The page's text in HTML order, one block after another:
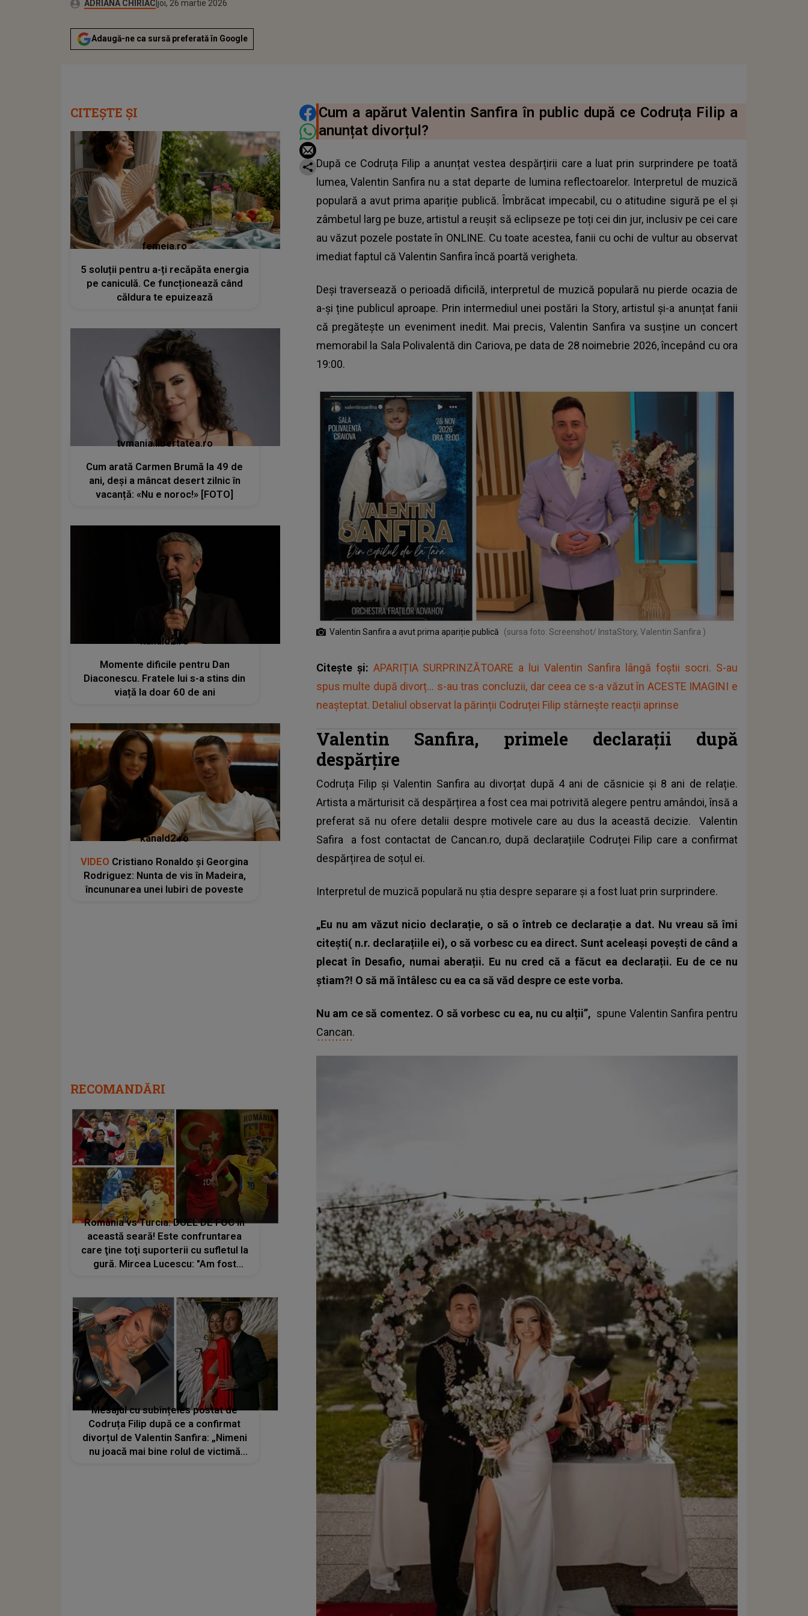
Autor:ADRIANA CHIRIAC Publicat:
joi, 26 martie 2026
Adaugă-ne ca sursă preferată în Google
DISTRIBUIE ARTICOLUL
Cum a apărut Valentin Sanfira în public după ce Codruța Filip a
anunțat divorțul?
După ce Codruța Filip a anunțat vestea despărțirii care a luat prin surprindere pe toată
lumea, Valentin Sanfira nu a stat departe de lumina reflectoarelor. Interpretul de muzică
populară a avut prima apariție publică. Îmbrăcat impecabil, cu o atitudine sigură pe el şi
zâmbetul larg pe buze, artistul a reuşit să eclipseze pe toți cei din jur, inclusiv pe cei care
au văzut pozele postate în ONLINE. Cu toate acestea, fanii cu ochi de vultur au observat
imediat faptul că Valentin Sanfira încă poartă verigheta.
Deşi traversează o perioadă dificilă, interpretul de muzică populară nu pierde ocazia de
a-şi ține publicul aproape. Prin intermediul unei postări la Story, artistul şi-a anunțat fanii
că pregăteşte un eveniment inedit. Mai precis, Valentin Sanfira va susține un concert
memorabil la Sala Polivalentă din Cariova, pe data de 28 noimebrie 2026, începând cu ora
19:00.
Valentin Sanfira a avut prima apariție publică (sursa foto: Screenshot/ InstaStory, Valentin Sanfira )
Citește și: APARIȚIA SURPRINZĂTOARE a lui Valentin Sanfira lângă foştii socri. S-au
spus multe după divorț... s-au tras concluzii, dar ceea ce s-a văzut în ACESTE IMAGINI e
neaşteptat. Detaliul observat la părinții Codruței Filip stârneşte reacții aprinse
Valentin Sanfira, primele declarații după
despărțire
Codruța Filip și Valentin Sanfira au divorțat după 4 ani de căsnicie și 8 ani de relație.
Artista a mărturisit că despărțirea a fost cea mai potrivită alegere pentru amândoi, însă a
preferat să nu ofere detalii despre motivele care au dus la această decizie. Valentin
Safira
a fost contactat de Cancan.ro, după declarațiile Codruței Filip care a confirmat
despărțirea de soțul ei.
Interpretul de muzică populară nu știa despre separare și a fost luat prin surprindere.
„Eu nu am văzut nicio declarație, o să o întreb ce declarație a dat. Nu vreau să îmi
citești( n.r. declarațiile ei), o să vorbesc cu ea direct. Sunt aceleași povești de când a
plecat în Desafio, numai aberații. Eu nu cred că a făcut ea declarații. Eu de ce nu
știam?! O să mă întâlesc cu ea ca să văd despre ce este vorba.
Nu am ce să comentez. O să vorbesc cu ea, nu cu alții”, spune Valentin Sanfira pentru
Cancan.
CITEȘTE ȘI
femeia.ro
5 soluții pentru a-ți recăpăta energia
pe caniculă. Ce funcționează când
căldura te epuizează
tvmania.libertatea.ro
Cum arată Carmen Brumă la 49 de
ani, deși a mâncat desert zilnic în
vacanță: «Nu e noroc!» [FOTO]
kanald2.ro
Momente dificile pentru Dan
Diaconescu. Fratele lui s-a stins din
viață la doar 60 de ani
kanald2.ro
VIDEO Cristiano Ronaldo și Georgina
Rodriguez: Nunta de vis în Madeira,
încununarea unei Iubiri de poveste
RECOMANDĂRI
România vs Turcia: DUEL DE FOC în
această seară! Este confruntarea
care ţine toţi suporterii cu sufletul la
gură. Mircea Lucescu: "Am fost
Mesajul cu subînțeles postat de
Codruța Filip după ce a confirmat
divorțul de Valentin Sanfira: „Nimeni
nu joacă mai bine rolul de victimă